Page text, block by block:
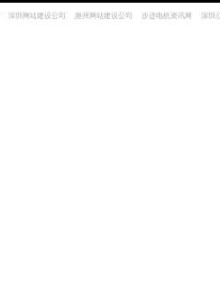
深圳网站建设公司 惠州网站建设公司 步进电机资讯网 深圳